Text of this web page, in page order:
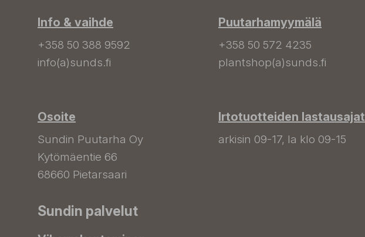
Info & vaihde
+358 50 388 9592
info(a)sunds.fi
Osoite
Sundin Puutarha Oy
Kytömäentie 66
68660 Pietarsaari
Puutarhamyymälä
+358 50 572 4235
plantshop(a)sunds.fi
Irtotuotteiden lastausajat
arkisin 09-17, la klo 09-15
Sundin palvelut